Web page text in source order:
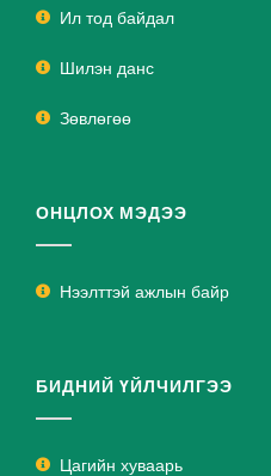
Ил тод байдал
Шилэн данс
Зөвлөгөө
ОНЦЛОХ МЭДЭЭ
Нээлттэй ажлын байр
БИДНИЙ ҮЙЛЧИЛГЭЭ
Цагийн хуваарь